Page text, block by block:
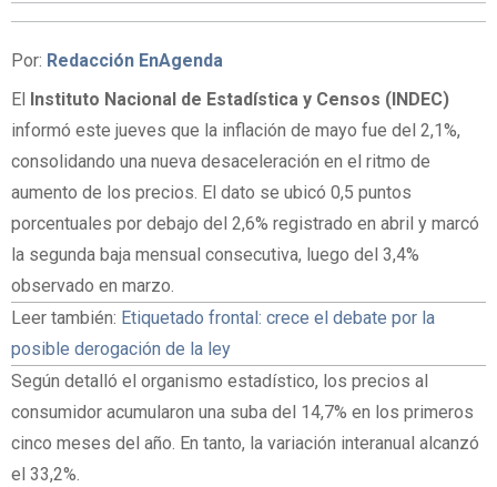
Por: Redacción EnAgenda
El
Instituto Nacional de Estadística y Censos (INDEC)
informó este jueves que la inflación de mayo fue del 2,1%,
consolidando una nueva desaceleración en el ritmo de
aumento de los precios. El dato se ubicó 0,5 puntos
porcentuales por debajo del 2,6% registrado en abril y marcó
la segunda baja mensual consecutiva, luego del 3,4%
observado en marzo.
Leer también: Etiquetado frontal: crece el debate por la
posible derogación de la ley
Según detalló el organismo estadístico, los precios al
consumidor acumularon una suba del 14,7% en los primeros
cinco meses del año. En tanto, la variación interanual alcanzó
el 33,2%.